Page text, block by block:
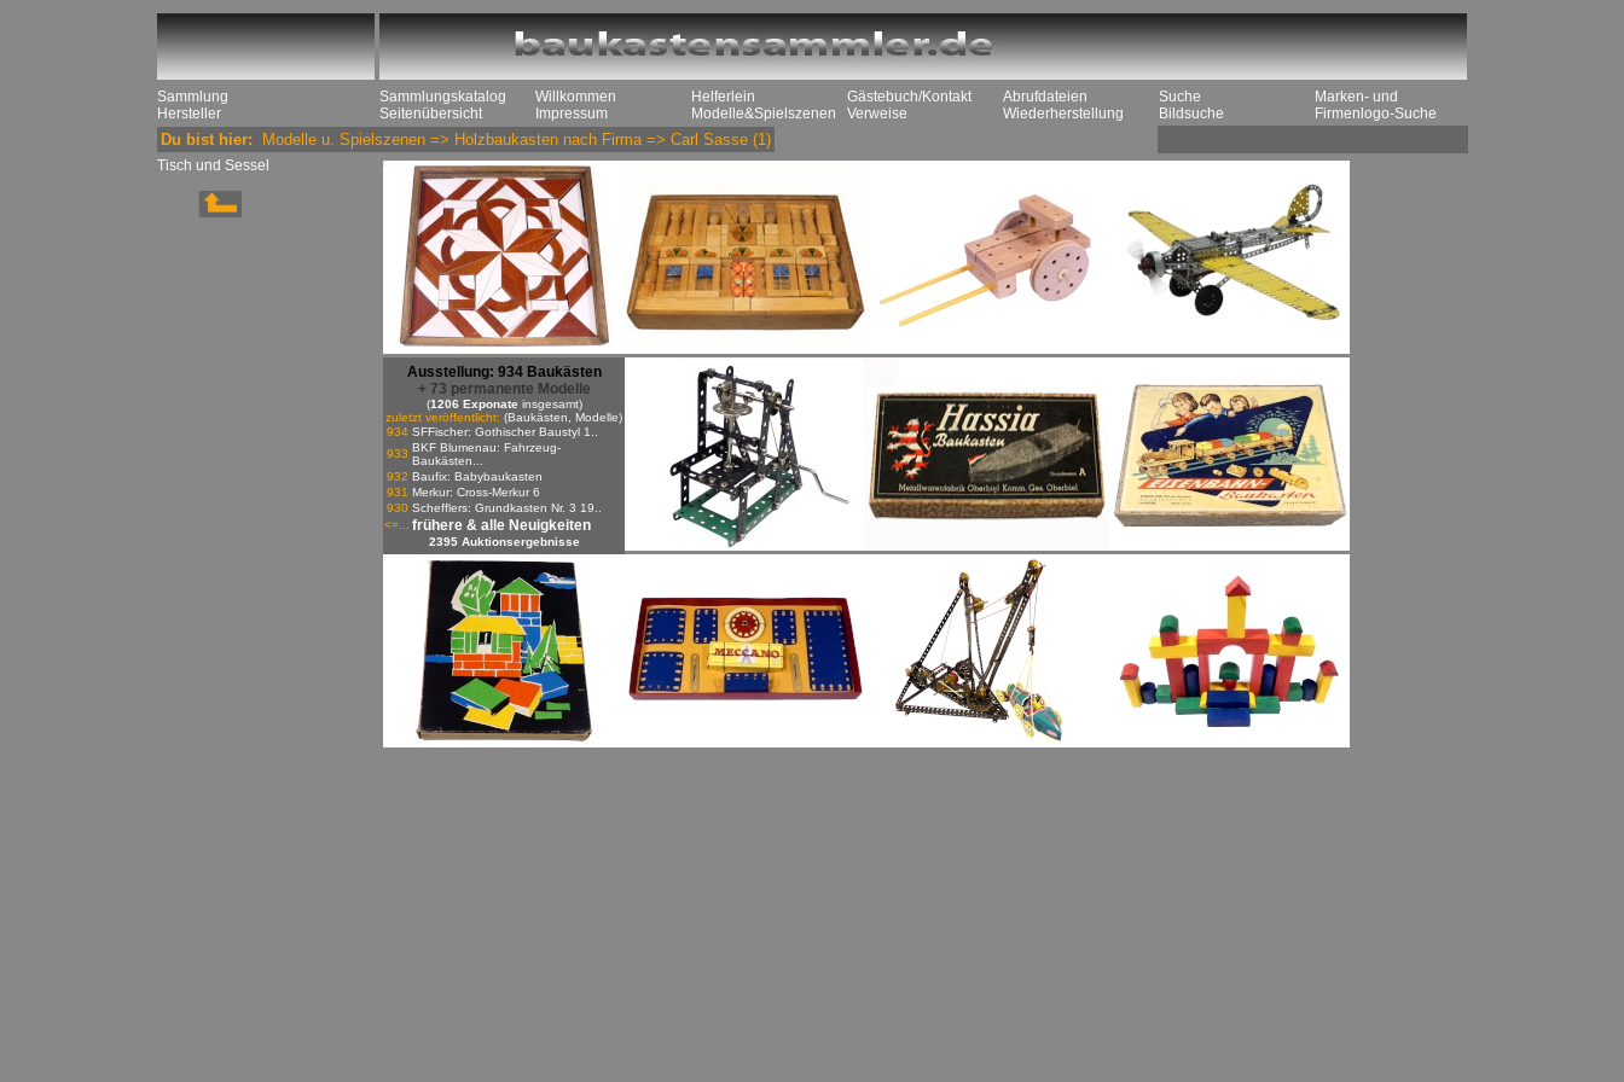
Sammlung
Hersteller
Sammlungskatalog
Seitenübersicht
Willkommen
Impressum
Helferlein
Modelle&Spielszenen
Gästebuch/Kontakt
Verweise
Abrufdateien
Wiederherstellung
Suche
Bildsuche
Marken- und
Firmenlogo-Suche
Du bist hier: Modelle u. Spielszenen => Holzbaukasten nach Firma => Carl Sasse (1)
Tisch und Sessel
Ausstellung: 934 Baukästen
+ 73 permanente Modelle
(1206 Exponate insgesamt)
zuletzt veröffentlicht: (Baukästen, Modelle)
934 SFFischer: Gothischer Baustyl 1..
933 BKF Blumenau: Fahrzeug-
Baukästen...
932 Baufix: Babybaukasten
931 Merkur: Cross-Merkur 6
930 Schefflers: Grundkasten Nr. 3 19..
<=...
frühere & alle Neuigkeiten
2395 Auktionsergebnisse